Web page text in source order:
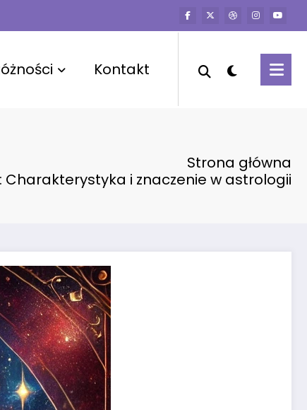
Kontakt
Strona główna
Charakterystyka i znaczenie w astrologii